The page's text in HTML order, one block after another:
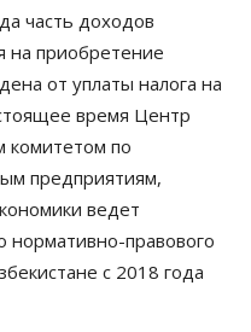
часть доходов
на приобретение
от уплаты налога на
время Центр
комитетом по
предприятиям,
ведет
нормативно-правового
с 2018 года